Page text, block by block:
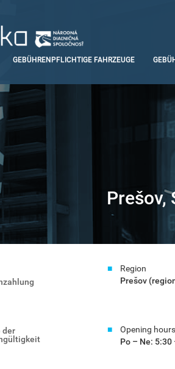
GEBÜHRENPFLICHTIGE FAHRZEUGE
Prešov,
Region
Prešov
Opening hours
Po – Ne: 5:30
der